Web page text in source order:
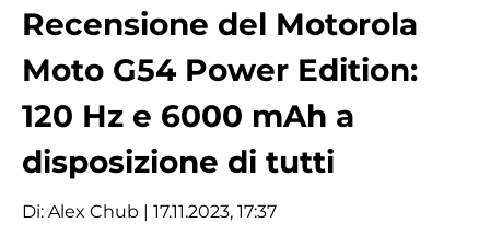
Recensione del Motorola
Moto G54 Power Edition:
120 Hz e 6000 mAh a
disposizione di tutti
Di: Alex Chub | 17.11.2023, 17:37